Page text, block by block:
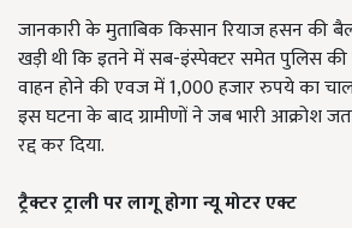
जानकारी के मुताबिक किसान रियाज हसन की
खड़ी थी कि इतने में सब-इंस्पेक्टर समेत पुलिस
वाहन होने की एवज में 1,000 हजार रुपये का
इस घटना के बाद ग्रामीणों ने जब भारी आक्रोश
रद्द कर दिया.
ट्रैक्टर ट्राली पर लागू होगा न्यू मोटर एक्ट